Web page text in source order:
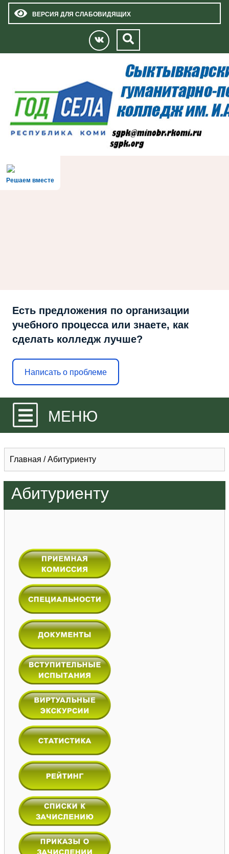
ВЕРСИЯ ДЛЯ СЛАБОВИДЯЩИХ
Решаем вместе
Есть предложения по организации
учебного процесса или знаете, как
сделать колледж лучше?
Написать о проблеме
МЕНЮ
Главная /Абитуриенту
Абитуриенту